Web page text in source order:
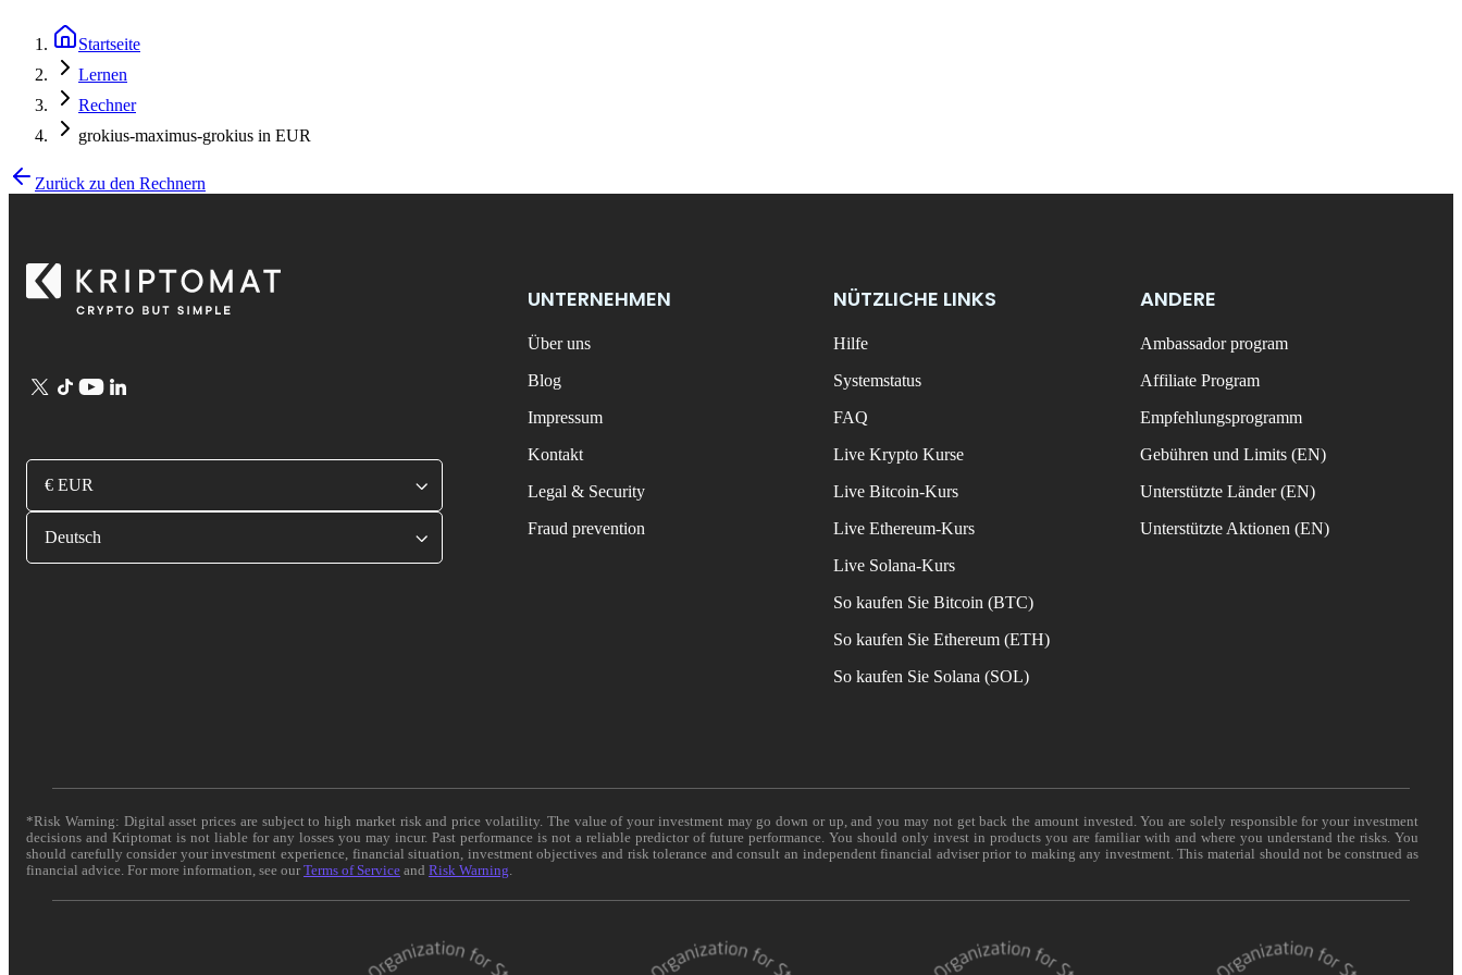
Startseite
Lernen
Rechner
grokius-maximus-grokius in EUR
Zurück zu den Rechnern
€ EUR
Deutsch
UNTERNEHMEN
Über uns
Blog
Impressum
Kontakt
Legal & Security
Fraud prevention
NÜTZLICHE LINKS
Hilfe
Systemstatus
FAQ
Live Krypto Kurse
Live Bitcoin-Kurs
Live Ethereum-Kurs
Live Solana-Kurs
So kaufen Sie Bitcoin (BTC)
So kaufen Sie Ethereum (ETH)
So kaufen Sie Solana (SOL)
ANDERE
Ambassador program
Affiliate Program
Empfehlungsprogramm
Gebühren und Limits (EN)
Unterstützte Länder (EN)
Unterstützte Aktionen (EN)
*Risk Warning: Digital asset prices are subject to high market risk and price volatility. The value of your investment may go down or up, and you may not get back the amount invested. You are solely responsible for your investment
decisions and Kriptomat is not liable for any losses you may incur. Past performance is not a reliable predictor of future performance. You should only invest in products you are familiar with and where you understand the risks. You
should carefully consider your investment experience, financial situation, investment objectives and risk tolerance and consult an independent financial adviser prior to making any investment. This material should not be construed as
financial advice. For more information, see ourTerms of Service and Risk Warning